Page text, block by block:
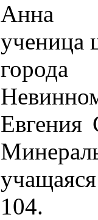
Анна
города
Евгения
104.